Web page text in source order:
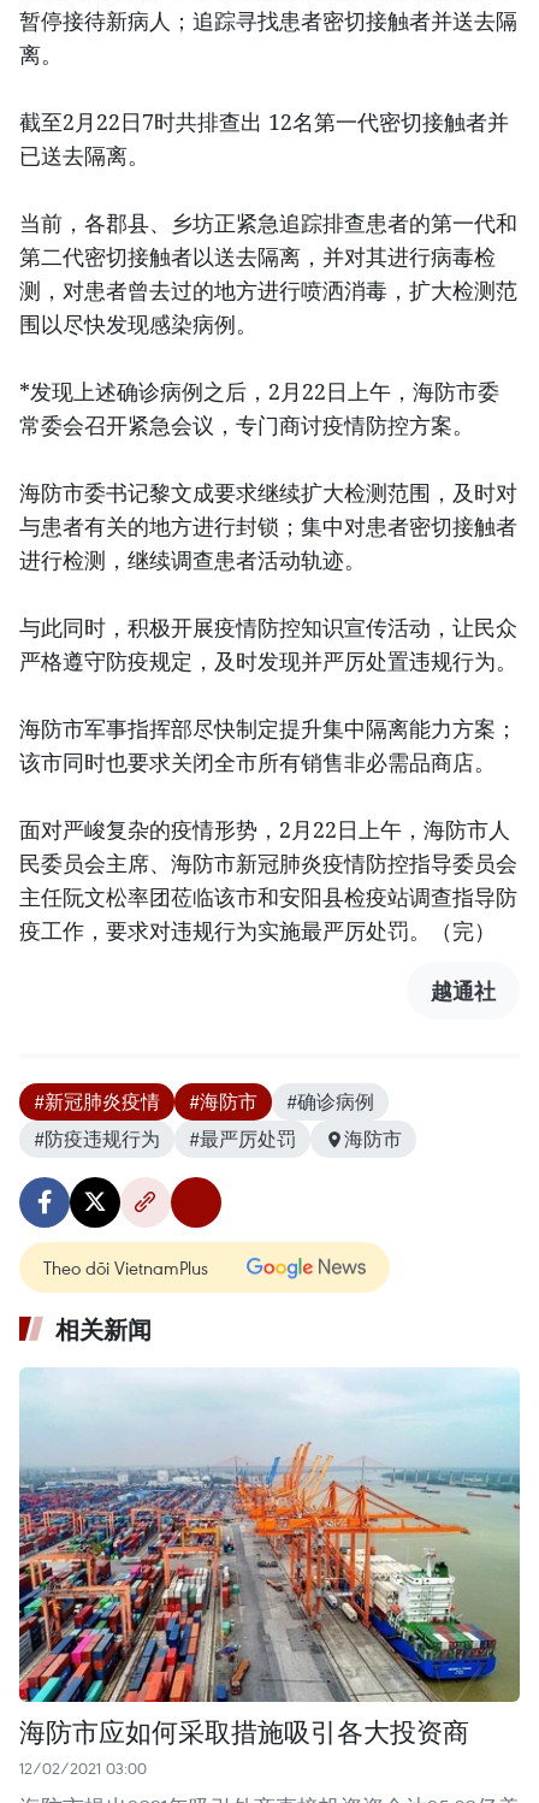
暂停接待新病人；追踪寻找患者密切接触者并送去隔
离。
截至2月22日7时共排查出 12名第一代密切接触者并
已送去隔离。
当前，各郡县、乡坊正紧急追踪排查患者的第一代和
第二代密切接触者以送去隔离，并对其进行病毒检
测，对患者曾去过的地方进行喷洒消毒，扩大检测范
围以尽快发现感染病例。
*发现上述确诊病例之后，2月22日上午，海防市委
常委会召开紧急会议，专门商讨疫情防控方案。
海防市委书记黎文成要求继续扩大检测范围，及时对
与患者有关的地方进行封锁；集中对患者密切接触者
进行检测，继续调查患者活动轨迹。
与此同时，积极开展疫情防控知识宣传活动，让民众
严格遵守防疫规定，及时发现并严厉处置违规行为。
海防市军事指挥部尽快制定提升集中隔离能力方案；
该市同时也要求关闭全市所有销售非必需品商店。
面对严峻复杂的疫情形势，2月22日上午，海防市人
民委员会主席、海防市新冠肺炎疫情防控指导委员会
主任阮文松率团莅临该市和安阳县检疫站调查指导防
疫工作，要求对违规行为实施最严厉处罚。（完）
越通社
#新冠肺炎疫情 #海防市
#确诊病例
#防疫违规行为
#最严厉处罚 海防市
Theo dõi VietnamPlus
相关新闻
海防市应如何采取措施吸引各大投资商
12/02/2021 03:00